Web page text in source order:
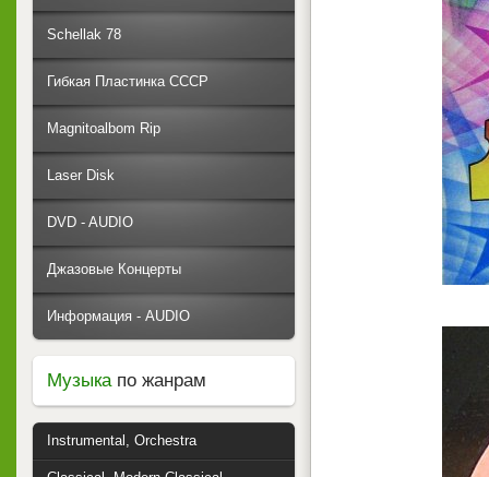
Schellak 78
Гибкая Пластинка СССР
Magnitoalbom Rip
Laser Disk
DVD - AUDIO
Джазовые Концерты
Информация - AUDIO
Музыкапо жанрам
Instrumental, Orchestra